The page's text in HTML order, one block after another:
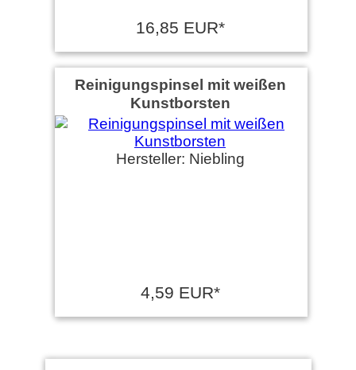
16,85 EUR*
Reinigungspinsel mit weißen
Kunstborsten
Hersteller: Niebling
4,59 EUR*